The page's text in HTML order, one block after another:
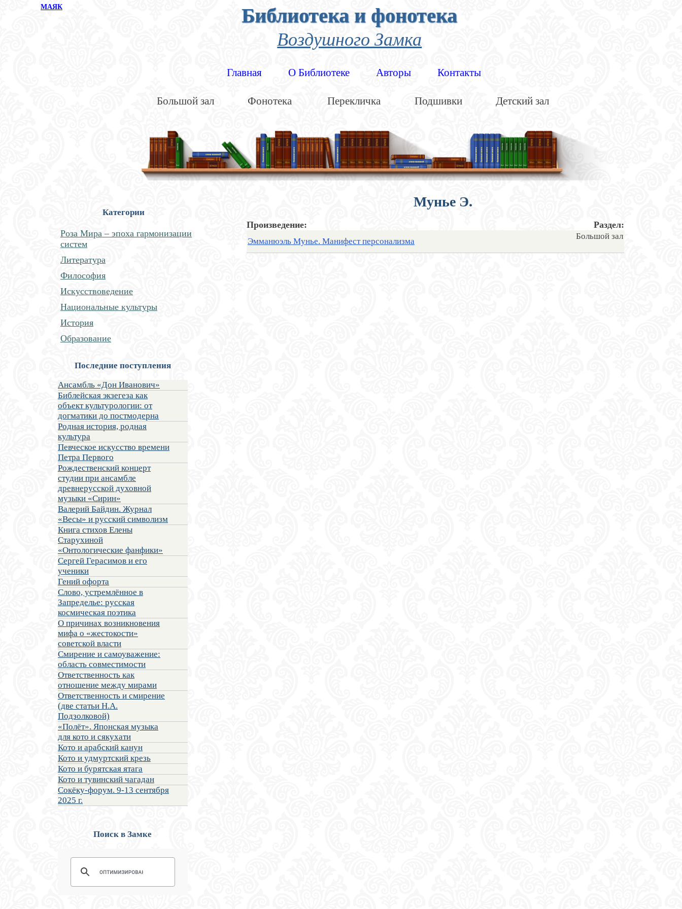
МАЯК Библиотека и фонотека
Воздушного Замка
Главная О Библиотеке Авторы Контакты
Большой зал Фонотека Перекличка Подшивки Детский зал
Категории
Роза Мира – эпоха гармонизации
систем
Литература
Философия
Искусствоведение
Национальные культуры
История
Образование
Последние поступления
Ансамбль «Дон Иванович»
Библейская экзегеза как
объект культурологии: от
догматики до постмодерна
Родная история, родная
культура
Певческое искусство времени
Петра Первого
Рождественский концерт
студии при ансамбле
древнерусской духовной
музыки «Сирин»
Валерий Байдин. Журнал
«Весы» и русский символизм
Книга стихов Елены
Старухиной
«Онтологические фанфики»
Сергей Герасимов и его
ученики
Гений офорта
Слово, устремлённое в
Запределье: русская
космическая поэтика
О причинах возникновения
мифа о «жестокости»
советской власти
Смирение и самоуважение:
область совместимости
Ответственность как
отношение между мирами
Ответственность и смирение
(две статьи Н.А.
Подзолковой)
«Полёт». Японская музыка
для кото и сякухати
Кото и арабский канун
Кото и удмуртский крезь
Кото и бурятская ятага
Кото и тувинский чагадан
Сокёку-форум. 9-13 сентября
2025 г.
Поиск в Замке
Мунье Э.
Произведение: Раздел:
Эмманюэль Мунье. Манифест персонализма
Большой зал